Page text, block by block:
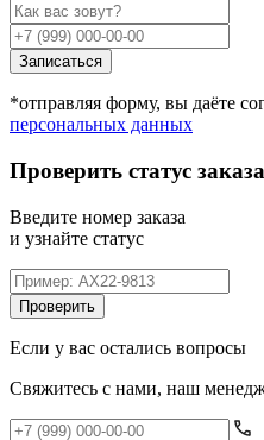
Записаться
*отправляя форму, вы даёте
персональных данных
Проверить статус заказа
Введите номер заказа
и узнайте статус
Проверить
Если у вас остались вопросы
Свяжитесь с нами, наш